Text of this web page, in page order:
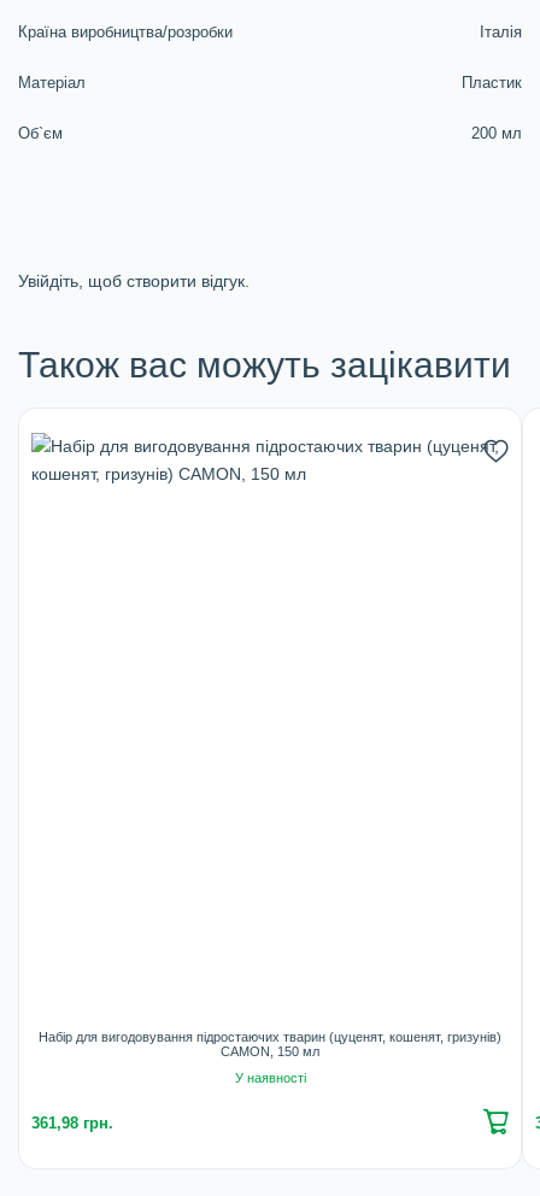
Країна виробництва/розробки Італія
Матеріал Пластик
Об`єм 200 мл
Увійдіть, щоб створити відгук.
Також вас можуть зацікавити
Набір для вигодовування підростаючих тварин (цуценят, кошенят, гризунів)
CAMON, 150 мл
У наявності
361,98 грн.